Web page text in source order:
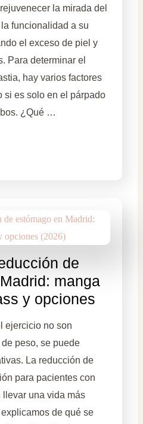
la mirada del
funcionalidad a su
el exceso de piel y
Para determinar el
hay varios factores
si es solo en el párpado
¿Qué …
de
manga
y opciones
ejercicio no son
peso, se puede
La reducción de
para pacientes con
una vida más
de qué se